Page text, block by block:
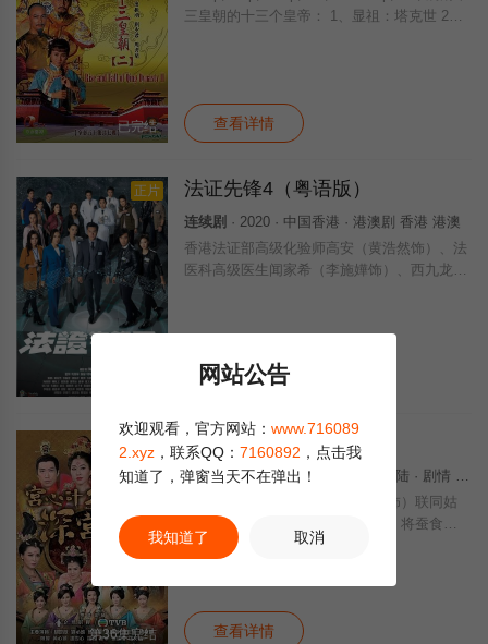
已完结
三皇朝的十三个皇帝： 1、显祖：塔克世 2、
查看详情
正片 法证先锋4（粤语版）
连续剧 · 2020 · 中国香港 · 港澳剧 香港 港澳
香港法证部高级化验师高安（黄浩然饰）、法
医科高级医生闻家希（李施嬅饰）、西九龙重
学，揭示惊人的预谋策划；用精密的法医知
查看详情
第36集完结
宫心计2深宫计[粤语版]
连续剧· 2018 · 中国香港 / 中国大陆 · 剧情 爱情 古装 香港剧 港澳
唐朝唐隆年间，李隆基（马浚伟 饰）联同姑
姑太平公主（陈炜 饰）发动政变，将蚕食法
统的韦皇后（米雪 饰）就地正法，拥护相王
则暗流涌动……朝堂之上，风云色变，李隆基
查看详情
网站公告
欢迎观看，官方网站： www.716089
2.xyz ，联系QQ： 7160892 ，点击我
知道了，弹窗当天不在弹出！
我知道了 取消